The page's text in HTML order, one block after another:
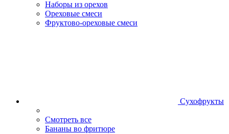
Наборы из орехов
Ореховые смеси
Фруктово-ореховые смеси
Сухофрукты
Смотреть все
Бананы во фритюре